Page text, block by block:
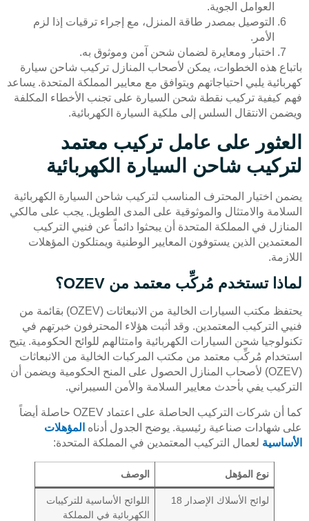
العوامل الجوية.
التوصيل بمصدر طاقة المنزل، مع إجراء ترقيات إذا لزم
الأمر.
اختبار ومعايرة لضمان شحن آمن وموثوق به.
باتباع هذه الخطوات، يمكن لأصحاب المنازل تركيب شاحن سيارة
كهربائية يلبي احتياجاتهم ويتوافق مع معايير المملكة المتحدة. يساعد
فهم كيفية تركيب نقطة شحن السيارة على تجنب الأخطاء المكلفة
ويضمن الانتقال السلس إلى ملكية السيارة الكهربائية.
العثور على عامل تركيب معتمد
لتركيب شاحن السيارة الكهربائية
يضمن اختيار المحترف المناسب لتركيب شاحن السيارة الكهربائية
السلامة والامتثال والموثوقية على المدى الطويل. يجب على مالكي
المنازل في المملكة المتحدة أن يبحثوا دائماً عن فنيي التركيب
المعتمدين الذين يستوفون المعايير الوطنية ويمتلكون المؤهلات
اللازمة.
لماذا تستخدم مُركِّب معتمد من OZEV؟
يحتفظ مكتب السيارات الخالية من الانبعاثات (OZEV) بقائمة من
فنيي التركيب المعتمدين. وقد أثبت هؤلاء المحترفون خبرتهم في
تكنولوجيا شحن السيارات الكهربائية وامتثالهم للوائح الحكومية. يتيح
استخدام مُركِّب معتمد من مكتب المركبات الخالية من الانبعاثات
(OZEV) لأصحاب المنازل الحصول على المنح الحكومية ويضمن أن
التركيب يفي بأحدث معايير السلامة والأمن السيبراني.
كما أن شركات التركيب الحاصلة على اعتماد OZEV حاصلة أيضاً
على شهادات صناعية رئيسية. يوضح الجدول أدناه المؤهلات
الأساسية لعمال التركيب المعتمدين في المملكة المتحدة:
نوع المؤهل الوصف
لوائح الأسلاك الإصدار 18
اللوائح الأساسية للتركيبات
الكهربائية في المملكة